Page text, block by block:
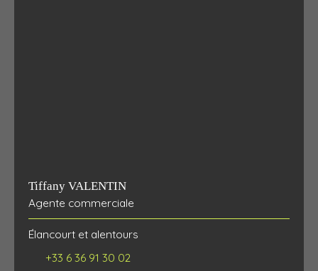
Tiffany VALENTIN
Agente commerciale
Élancourt et alentours
+33 6 36 91 30 02